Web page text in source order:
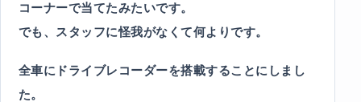
コーナーで当てたみたいです。
でも、スタッフに怪我がなくて何よりです。
全車にドライブレコーダーを搭載することにしまし
た。